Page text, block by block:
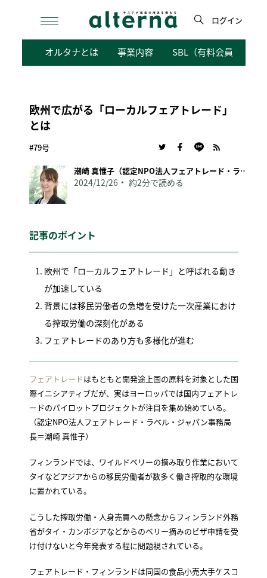
検
ログイン
オルタナとは 事業内容 SBL（有料会員向けサ
欧州で広がる「ローカルフェアトレード」
とは
#79号
潮崎 真惟子（認定NPO法人フェアトレード・ラベル・ジャパン事務局長）
2024/12/26 約2分で読める
記事のポイント
欧州で「ローカルフェアトレード」と呼ばれる動き
が加速している
背景には移民労働者の急増を受けた一次産業におけ
る搾取労働の深刻化がある
フェアトレードのあり方も多様化が進む
フェアトレードはもともと開発途上国の原料を対象とした国
際イニシアティブだが、実はヨーロッパでは国内フェアトレ
ードのパイロットプロジェクトが注目を集め始めている。
（認定NPO法人フェアトレード・ラベル・ジャパン事務局
長＝潮崎 真惟子）
フィンランドでは、ワイルドベリーの摘み取り作業において
タイなどアジアからの移民労働者が数多く働き搾取的な環境
に置かれている。
こうした搾取労働・人身売買への懸念からフィンランド外務
省がタイ・カンボジアなどからのベリー摘みのビザ申請を受
け付けないと今年発表する程に問題視されている。
フェアトレード・フィンランドは同国の食品小売大手ケスコ